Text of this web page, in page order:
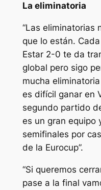
La eliminatoria
“Las eliminatorias
que lo están.
Estar 2-0 te da
global pero sigo
mucha
es difícil ganar en
segundo partido
es un gran equipo
semifinales por
de la Eurocup”.
“Si queremos
pase a la final